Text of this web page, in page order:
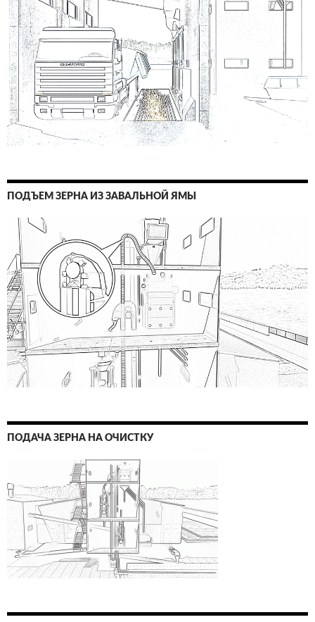
ПОДЪЕМ ЗЕРНА ИЗ ЗАВАЛЬНОЙ ЯМЫ
ПОДАЧА ЗЕРНА НА ОЧИСТКУ